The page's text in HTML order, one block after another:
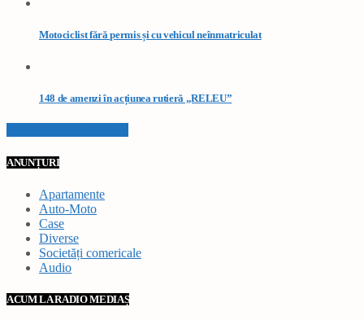
Motociclist fără permis și cu vehicul neînmatriculat
148 de amenzi în acțiunea rutieră „RELEU”
ANUNȚURI
Apartamente
Auto-Moto
Case
Diverse
Societăți comericale
Audio
ACUM LA RADIO MEDIAȘ